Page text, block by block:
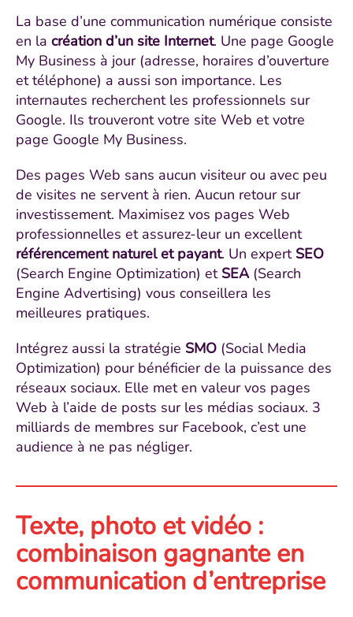
La base d’une communication numérique consiste
en la création d’un site Internet. Une page Google
My Business à jour (adresse, horaires d’ouverture
et téléphone) a aussi son importance. Les
internautes recherchent les professionnels sur
Google. Ils trouveront votre site Web et votre
page Google My Business.
Des pages Web sans aucun visiteur ou avec peu
de visites ne servent à rien. Aucun retour sur
investissement. Maximisez vos pages Web
professionnelles et assurez-leur un excellent
référencement naturel et payant. Un expert SEO
(Search Engine Optimization) et SEA(Search
Engine Advertising) vous conseillera les
meilleures pratiques.
Intégrez aussi la stratégie SMO (Social Media
Optimization) pour bénéficier de la puissance des
réseaux sociaux. Elle met en valeur vos pages
Web à l’aide de posts sur les médias sociaux. 3
milliards de membres sur Facebook, c’est une
audience à ne pas négliger.
Texte, photo et vidéo :
combinaison gagnante en
communication d’entreprise